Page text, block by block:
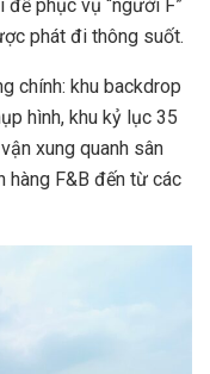
để phục vụ “người F”
phát đi thông suốt.
chính: khu backdrop
hình, khu kỷ lục 35
xung quanh sân
hàng F&B đến từ các